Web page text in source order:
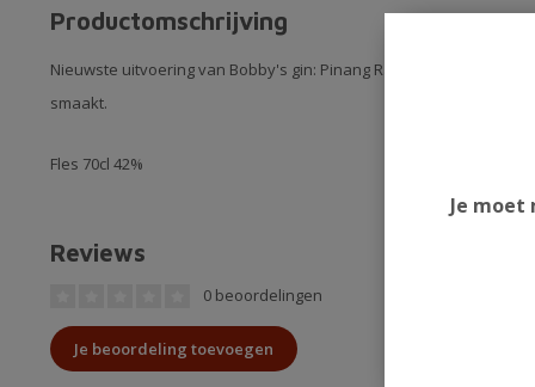
Productomschrijving
Nieuwste uitvoering van Bobby's gin: Pinang Raci. Verrijkt met
smaakt.
Fles 70cl 42%
Reviews
0 beoordelingen
Je beoordeling toevoegen
Je moet